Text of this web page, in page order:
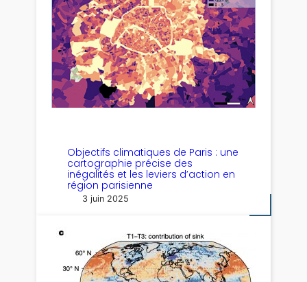
Objectifs climatiques de Paris : une
cartographie précise des
inégalités et les leviers d’action en
région parisienne
3 juin 2025